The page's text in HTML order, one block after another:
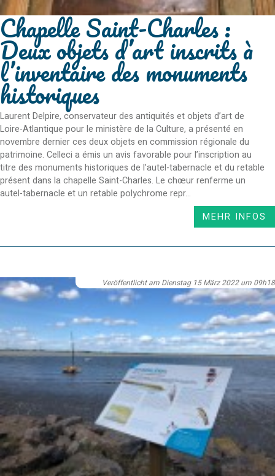
Chapelle Saint-Charles :
Deux objets d’art inscrits à
l’inventaire des monuments
historiques
Laurent Delpire, conservateur des antiquités et objets d’art de
Loire-Atlantique pour le ministère de la Culture, a présenté en
novembre dernier ces deux objets en commission régionale du
patrimoine. Celleci a émis un avis favorable pour l’inscription au
titre des monuments historiques de l’autel-tabernacle et du retable
présent dans la chapelle Saint-Charles. Le chœur renferme un
autel-tabernacle et un retable polychrome repr...
MEHR INFOS
Veröffentlicht am Dienstag 15 März 2022 um 09h18